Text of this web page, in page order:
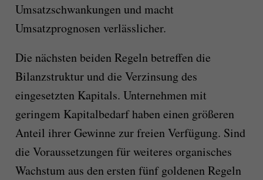
Umsatzschwankungen und macht
Umsatzprognosen verlässlicher.
Die nächsten beiden Regeln betreffen die
Bilanzstruktur und die Verzinsung des
eingesetzten Kapitals. Unternehmen mit
geringem Kapitalbedarf haben einen größeren
Anteil ihrer Gewinne zur freien Verfügung. Sind
die Voraussetzungen für weiteres organisches
Wachstum aus den ersten fünf goldenen Regeln